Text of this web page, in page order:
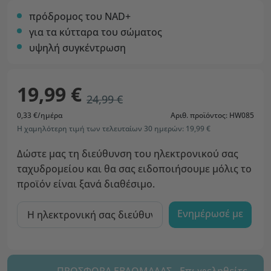
πρόδρομος του ΝΑD+
για τα κύτταρα του σώματος
υψηλή συγκέντρωση
19,99 € 24,99 €
0,33 €/ημέρα
Αριθ. προϊόντος: HW085
Η χαμηλότερη τιμή των τελευταίων 30 ημερών: 19,99 €
Δώστε μας τη διεύθυνση του ηλεκτρονικού σας
ταχυδρομείου και θα σας ειδοποιήσουμε μόλις το
προϊόν είναι ξανά διαθέσιμο.
Ενημέρωσέ με